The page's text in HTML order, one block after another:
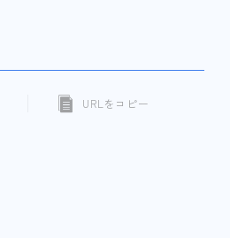
URLをコピー